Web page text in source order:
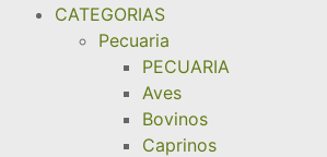
CATEGORIAS
Pecuaria
PECUARIA
Aves
Bovinos
Caprinos